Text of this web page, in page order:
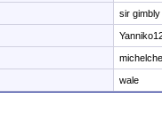
sir gimbly
wale